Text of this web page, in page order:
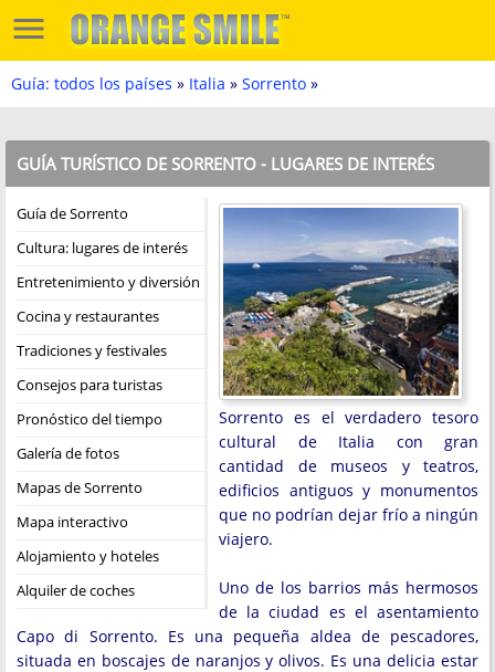
Guía: todos los países » Italia » Sorrento »
GUÍA TURÍSTICO DE SORRENTO - LUGARES DE INTERÉS
Guía de Sorrento
Cultura: lugares de interés
Entretenimiento y diversión
Cocina y restaurantes
Tradiciones y festivales
Consejos para turistas
Pronóstico del tiempo
Galería de fotos
Mapas de Sorrento
Mapa interactivo
Alojamiento y hoteles
Alquiler de coches
Sorrento es el verdadero tesoro
cultural de Italia con gran
cantidad de museos y teatros,
edificios antiguos y monumentos
que no podrían dejar frío a ningún
viajero.
Uno de los barrios más hermosos
de la ciudad es el asentamiento
Capo di Sorrento. Es una pequeña aldea de pescadores,
situada en boscajes de naranjos y olivos. Es una delicia estar